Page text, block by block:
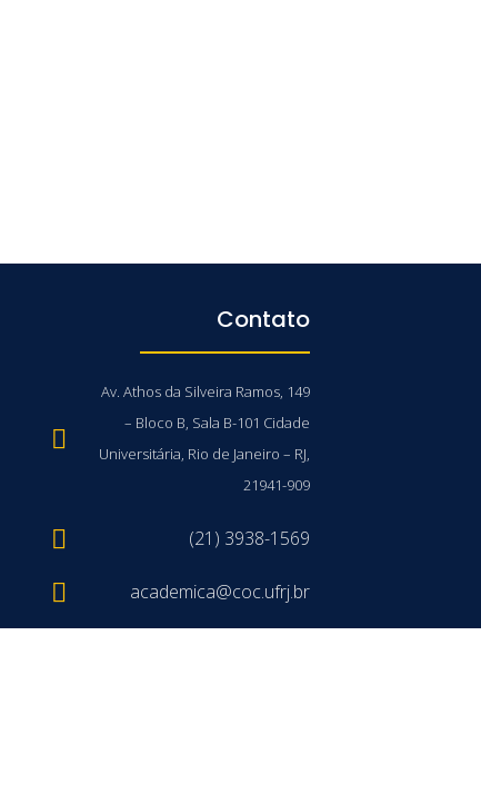
Contato
Av. Athos da Silveira Ramos, 149
– Bloco B, Sala B-101 Cidade
Universitária, Rio de Janeiro – RJ,
21941-909
(21) 3938-1569
academica@coc.ufrj.br